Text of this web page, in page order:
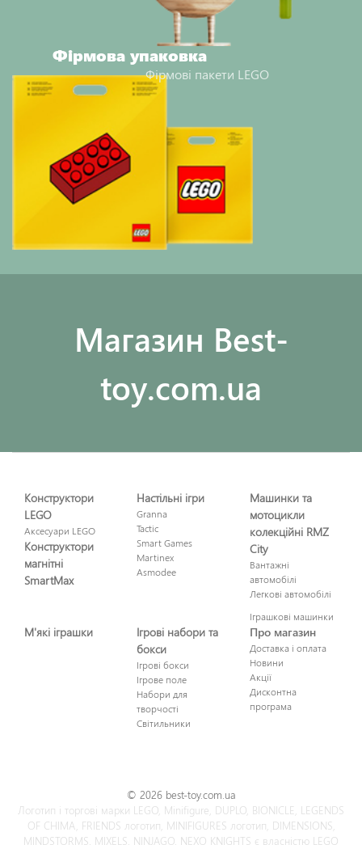
Фірмова упаковка
Фірмові пакети LEGO
Maгазин Best-
toy.com.ua
Конструктори
LEGO
Аксесуари LEGO
Конструктори
магнітні
SmartMax
Настільні ігри
Granna
Tactic
Smart Games
Martinex
Asmodee
Машинки та
мотоцикли
колекційні RMZ
City
Вантажні
автомобілі
Легкові автомобілі
Іграшкові машинки
М'які іграшки
Ігрові набори та
бокси
Ігрові бокси
Ігрове поле
Набори для
творчості
Світильники
Про магазин
Доставка і оплата
Новини
Акції
Дисконтна
програма
© 2026 best-toy.com.ua
Логотип і торгові марки LEGO, Minifigure, DUPLO, BIONICLE, LEGENDS
OF CHIMA, FRIENDS логотип, MINIFIGURES логотип, DIMENSIONS,
MINDSTORMS, MIXELS, NINJAGO, NEXO KNIGHTS є власністю LEGO